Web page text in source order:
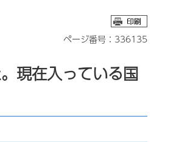
ページ番号：336135
現在入っている国